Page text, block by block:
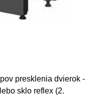
presklenia dvierok -
sklo reflex (2.